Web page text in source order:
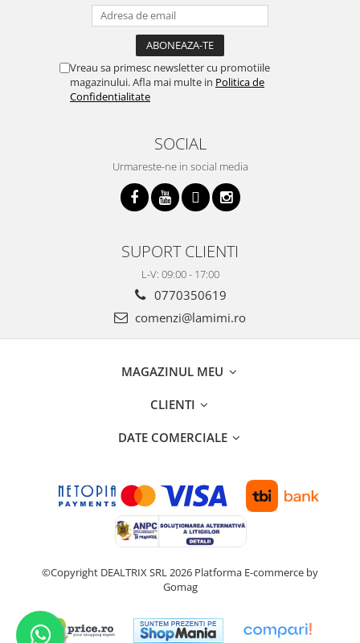
Vreau sa primesc newsletter cu promotiile
magazinului. Afla mai multe in Politica de
Confidentialitate
SOCIAL
Urmareste-ne in social media
SUPORT CLIENTI
L-V: 09:00 - 17:00
0770350619
comenzi@lamimi.ro
MAGAZINUL MEU
CLIENTI
DATE COMERCIALE
©Copyright DEALTRIX SRL 2026 Platforma E-commerce by
Gomag